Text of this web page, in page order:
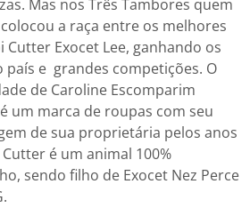
Mas nos Três Tambores quem
a raça entre os melhores
Exocet Lee, ganhando os
e grandes competições. O
de Caroline Escomparim
um marca de roupas com seu
de sua proprietária pelos anos
é um animal 100%
sendo filho de Exocet Nez Perce